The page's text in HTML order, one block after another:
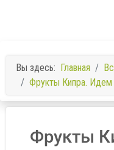
Вы здесь: Главная
Фрукты Кипра. Идем
Фрукты